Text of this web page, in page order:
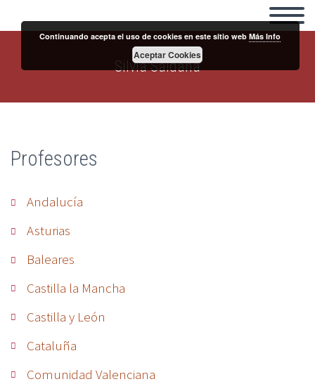
Silvia Saldaña
Profesores
Andalucía
Asturias
Baleares
Castilla la Mancha
Castilla y León
Cataluña
Comunidad Valenciana
Continuando acepta el uso de cookies en este sitio webMás Info
Aceptar Cookies